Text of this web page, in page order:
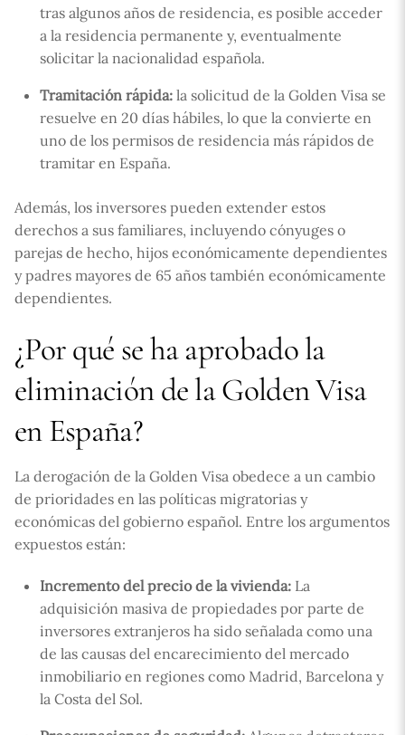
tras algunos años de residencia, es posible acceder
a la residencia permanente y, eventualmente
solicitar la nacionalidad española.
Tramitación rápida: la solicitud de la Golden Visa se
resuelve en 20 días hábiles, lo que la convierte en
uno de los permisos de residencia más rápidos de
tramitar en España.
Además, los inversores pueden extender estos
derechos a sus familiares, incluyendo cónyuges o
parejas de hecho, hijos económicamente dependientes
y padres mayores de 65 años también económicamente
dependientes.
¿Por qué se ha aprobado la
eliminación de la Golden Visa
en España?
La derogación de la Golden Visa obedece a un cambio
de prioridades en las políticas migratorias y
económicas del gobierno español. Entre los argumentos
expuestos están:
Incremento del precio de la vivienda: La
adquisición masiva de propiedades por parte de
inversores extranjeros ha sido señalada como una
de las causas del encarecimiento del mercado
inmobiliario en regiones como Madrid, Barcelona y
la Costa del Sol.